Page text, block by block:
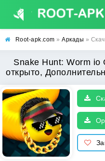
Root-apk.com » Аркады » Скачать Snake Hunt:
Snake Hunt: Worm
открыто,